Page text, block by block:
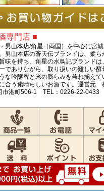
専門店 ■
男山本店/角星（両国）を中心に宮
男山本店の蒼天伝ブランドは、柔
味を持ち、角星の水鳥記ブランド
でありながら、取り扱いの難しい酵
な吟醸香と米の膨らみを兼ね揃え
合う素晴らしいお酒です。運営
市港町506-1 TEL：0226-22-0433